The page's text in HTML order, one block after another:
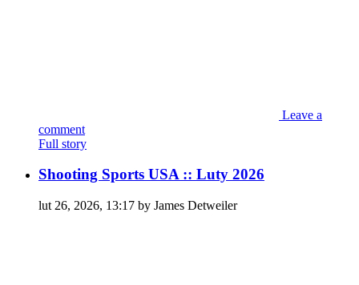
Leave a
comment
Full story
Shooting Sports USA :: Luty 2026
lut 26, 2026, 13:17 by James Detweiler